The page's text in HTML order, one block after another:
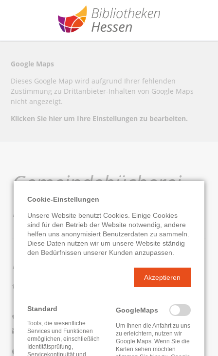
Google Maps
Dieses Google Map wird aufgrund Ihrer fehlenden
Zustimmung zu Drittanbieter-Inhalten von Google Maps
nicht angezeigt.
Klicken Sie hier um Ihre Einstellungen zu bearbeiten.
Gemeindebücherei
Bickenbach
Kontaktdaten
64404 Bickenbach
06257/933019
E-Mail senden
Website
Cookie-Einstellungen
Unsere Website benutzt Cookies. Einige Cookies
sind für den Betrieb der Website notwendig, andere
helfen uns anonymisiert Benutzerdaten zu sammeln.
Diese Daten nutzen wir um unsere Website ständig
den Bedürfnissen unserer Kunden anzupassen.
Akzeptieren
Standard
Tools, die wesentliche
Services und Funktionen
ermöglichen, einschließlich
Identitätsprüfung,
Servicekontinuität und
GoogleMaps
Um Ihnen die Anfahrt zu uns
zu erleichtern, nutzen wir
Google Maps. Wenn Sie die
Karten sehen möchten